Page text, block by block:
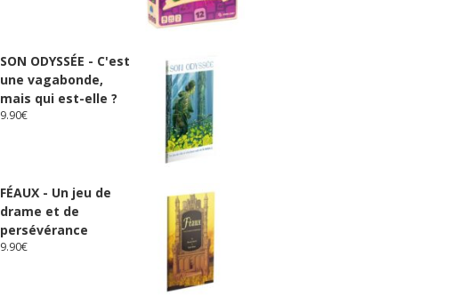
SON ODYSSÉE - C'est
une vagabonde,
mais qui est-elle ?
9.90€
FÉAUX - Un jeu de
drame et de
persévérance
9.90€